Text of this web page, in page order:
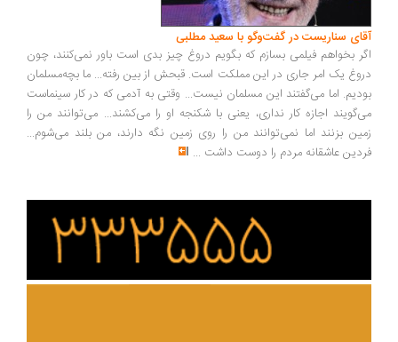
سناریست در گفت‌وگو با سعید مطلبی
بخواهم فیلمی بسازم که بگویم دروغ چیز بدی است باور نمی‌کنند، چون
یک امر جاری در این مملکت است. قبحش از بین رفته... ما بچه‌مسلمان
اما می‌گفتند این مسلمان نیست... وقتی به آدمی که در کار سینماست
اجازه کار نداری، یعنی با شکنجه او را می‌کشند... می‌توانند من را
بزنند اما نمی‌توانند من را روی زمین نگه دارند، من بلند می‌شوم...
عاشقانه مردم را دوست داشت ...